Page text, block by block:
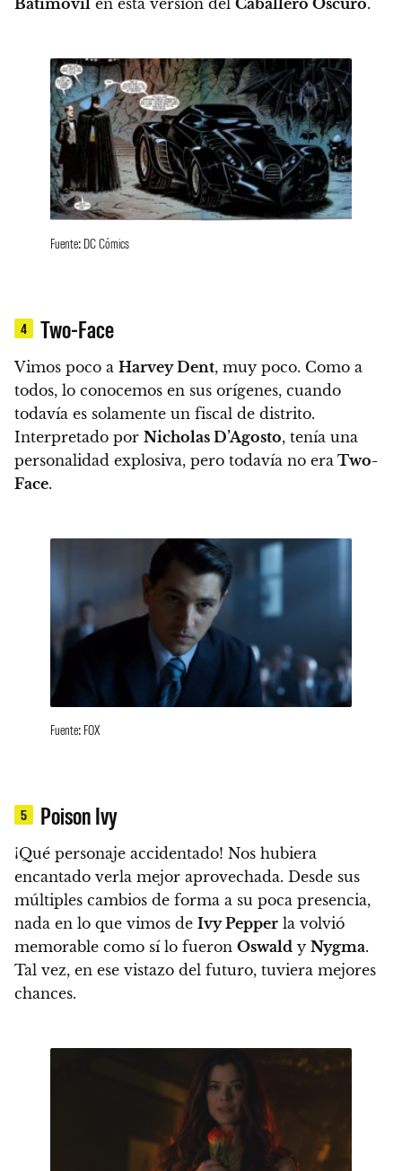
Batimovil en esta versión del Caballero Oscuro.
Fuente: DC Cómics
4 Two-Face
Vimos poco a Harvey Dent, muy poco. Como a
todos, lo conocemos en sus orígenes, cuando
todavía es solamente un fiscal de distrito.
Interpretado por Nicholas D’Agosto, tenía una
personalidad explosiva, pero todavía no era Two-
Face.
Fuente: FOX
5 Poison Ivy
¡Qué personaje accidentado! Nos hubiera
encantado verla mejor aprovechada. Desde sus
múltiples cambios de forma a su poca presencia,
nada en lo que vimos de Ivy Pepper la volvió
memorable como sí lo fueron Oswald y Nygma.
Tal vez, en ese vistazo del futuro, tuviera mejores
chances.